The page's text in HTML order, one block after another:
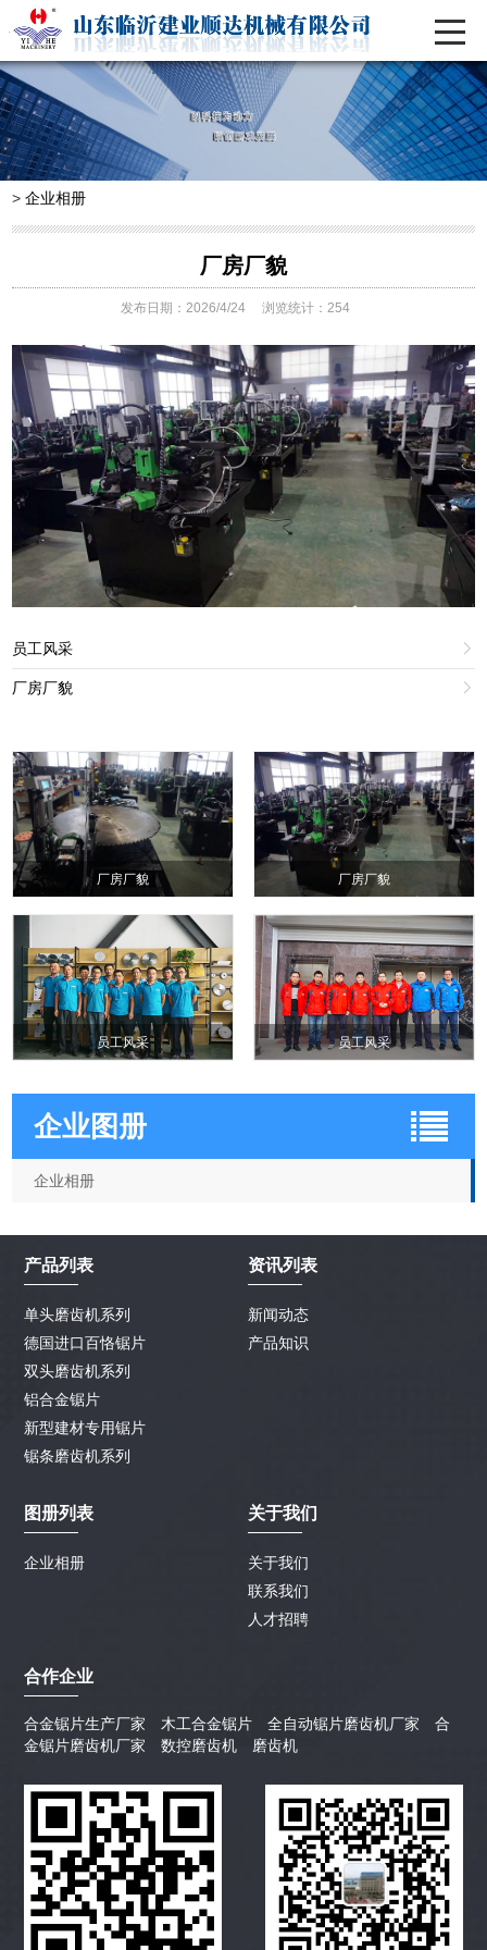
>企业相册
厂房厂貌
发布日期：2026/4/24 浏览统计：254
员工风采 
厂房厂貌 
厂房厂貌 厂房厂貌
员工风采 员工风采
企业图册
企业相册
产品列表
单头磨齿机系列
德国进口百恪锯片
双头磨齿机系列
铝合金锯片
新型建材专用锯片
锯条磨齿机系列
资讯列表
新闻动态
产品知识
图册列表
企业相册
关于我们
关于我们
联系我们
人才招聘
合作企业
合金锯片生产厂家 木工合金锯片 全自动锯片磨齿机厂家
合
金锯片磨齿机厂家
数控磨齿机 磨齿机